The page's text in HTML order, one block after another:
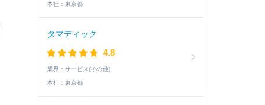
本社： 東京都
タマディック
4.8
業界： サービス(その他)
本社： 東京都